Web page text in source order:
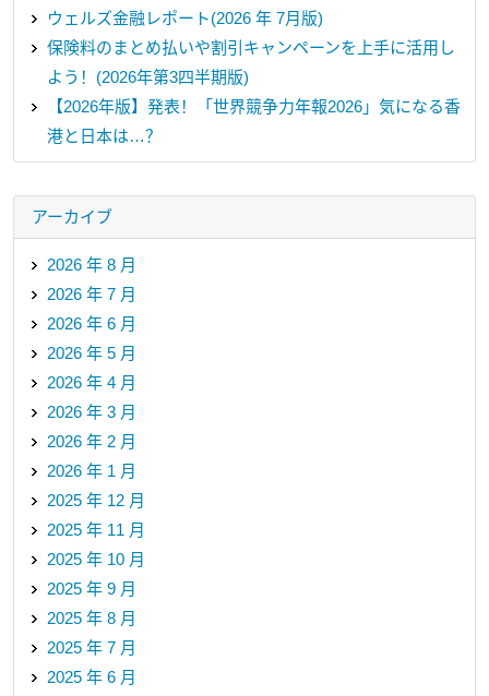
ウェルズ金融レポート(2026 年 7月版)
保険料のまとめ払いや割引キャンペーンを上手に活用し
よう！(2026年第3四半期版)
【2026年版】発表！「世界競争力年報2026」気になる香
港と日本は…？
アーカイブ
2026 年 8 月
2026 年 7 月
2026 年 6 月
2026 年 5 月
2026 年 4 月
2026 年 3 月
2026 年 2 月
2026 年 1 月
2025 年 12 月
2025 年 11 月
2025 年 10 月
2025 年 9 月
2025 年 8 月
2025 年 7 月
2025 年 6 月